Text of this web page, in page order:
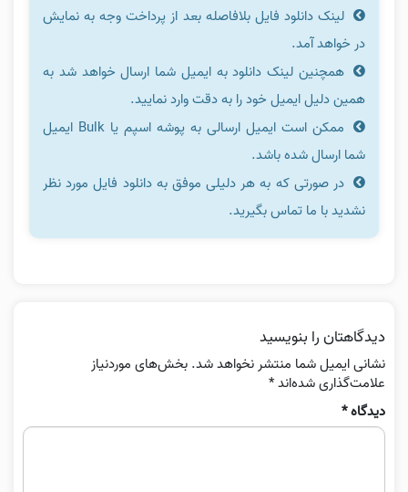
لینک دانلود فایل بلافاصله بعد از پرداخت وجه به نمایش
در خواهد آمد.
همچنین لینک دانلود به ایمیل شما ارسال خواهد شد به
همین دلیل ایمیل خود را به دقت وارد نمایید.
ممکن است ایمیل ارسالی به پوشه اسپم یا Bulk ایمیل
شما ارسال شده باشد.
در صورتی که به هر دلیلی موفق به دانلود فایل مورد نظر
نشدید با ما تماس بگیرید.
دیدگاهتان را بنویسید
نشانی ایمیل شما منتشر نخواهد شد. بخش‌های موردنیاز
علامت‌گذاری شده‌اند*
دیدگاه*